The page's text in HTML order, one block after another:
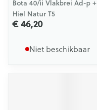
Bota 40/ii Vlakbrei Ad-p +
Hiel Natur T5
€ 46,20
Niet beschikbaar